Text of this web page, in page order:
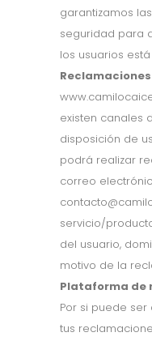
garantizamos
seguridad para
los usuarios
Reclamaciones
existen canales
disposición de
podrá realizar
correo
servicio/
del usuario,
motivo de la
Plataforma de
Por si puede
tus